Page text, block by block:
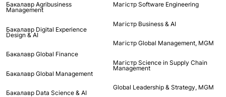
Бакалавр Agribusiness
Management
Бакалавр Digital Experience
Design & AI
Бакалавр Global Finance
Бакалавр Global Management
Бакалавр Data Science & AI
Maгістр Software Engineering
Maгістр Business & AI
Mагістр Global Management, MGM
Магістр Science in Supply Chain
Management
Global Leadership & Strategy, MGM